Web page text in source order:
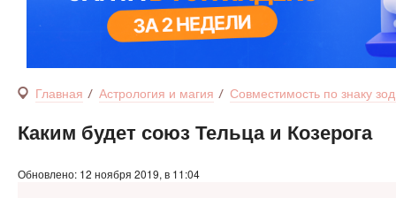
Главная Астрология и магия Совместимость по знаку
Каким будет союз Тельца и Козерога
Обновлено: 12 ноября 2019, в 11:04